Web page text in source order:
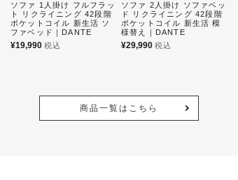
ソファ 1人掛け フルフラッ
ト リクライニング 42段階
ポケットコイル 新生活 ソ
ファベッド｜DANTE
¥19,990 税込
ソファ 2人掛け ソファベッ
ド リクライニング 42段階
ポケットコイル 新生活 模
様替え｜DANTE
¥29,990 税込
商品一覧はこちら